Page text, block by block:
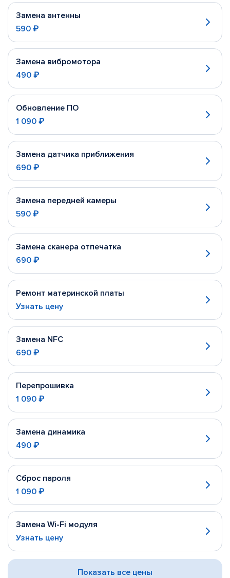
Замена антенны
590 ₽
Замена вибромотора
490 ₽
Обновление ПО
1 090 ₽
Замена датчика приближения
690 ₽
Замена передней камеры
590 ₽
Замена сканера отпечатка
690 ₽
Ремонт материнской платы
Узнать цену
Замена NFC
690 ₽
Перепрошивка
1 090 ₽
Замена динамика
490 ₽
Сброс пароля
1 090 ₽
Замена Wi-Fi модуля
Узнать цену
Показать все цены